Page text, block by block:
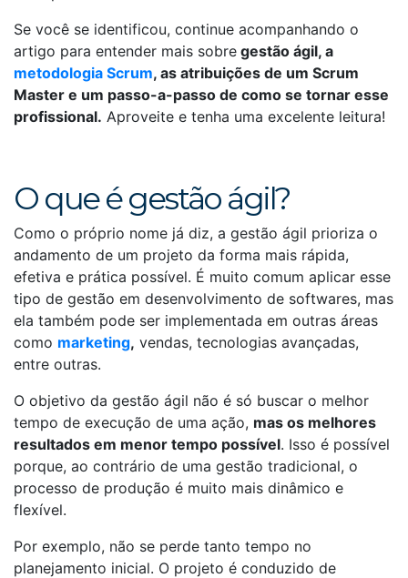
Se você se identificou, continue acompanhando o
artigo para entender mais sobre gestão ágil, a
metodologia Scrum, as atribuições de um Scrum
Master e um passo-a-passo de como se tornar esse
profissional. Aproveite e tenha uma excelente leitura!
O que é gestão ágil?
Como o próprio nome já diz, a gestão ágil prioriza o
andamento de um projeto da forma mais rápida,
efetiva e prática possível. É muito comum aplicar esse
tipo de gestão em desenvolvimento de softwares, mas
ela também pode ser implementada em outras áreas
como marketing, vendas, tecnologias avançadas,
entre outras.
O objetivo da gestão ágil não é só buscar o melhor
tempo de execução de uma ação, mas os melhores
resultados em menor tempo possível. Isso é possível
porque, ao contrário de uma gestão tradicional, o
processo de produção é muito mais dinâmico e
flexível.
Por exemplo, não se perde tanto tempo no
planejamento inicial. O projeto é conduzido de